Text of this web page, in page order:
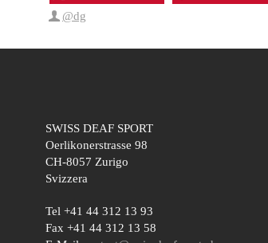
@dg
SWISS DEAF SPORT
Oerlikonerstrasse 98
CH-8057 Zurigo
Svizzera
Tel +41 44 312 13 93
Fax +41 44 312 13 58